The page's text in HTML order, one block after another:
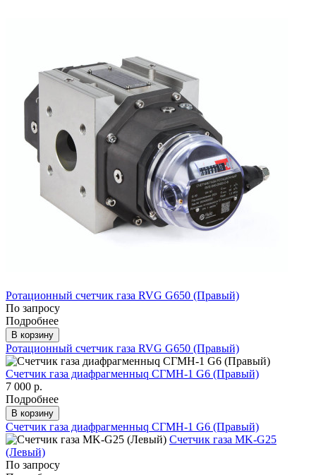
Ротационный счетчик газа RVG G650 (Правый)
По запросу
Подробнее
В корзину
Ротационный счетчик газа RVG G650 (Правый)
Счетчик газа диафрагменныq СГМН-1 G6 (Правый)
7 000 р.
Подробнее
В корзину
Счетчик газа диафрагменныq СГМН-1 G6 (Правый)
Счетчик газа МK-G25
(Левый)
По запросу